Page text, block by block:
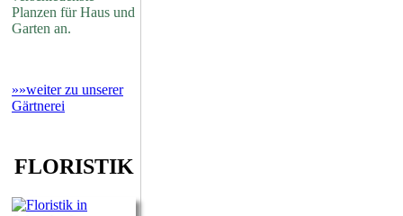
Planzen für Haus und
Garten an.
»»weiter zu unserer
Gärtnerei
FLORISTIK